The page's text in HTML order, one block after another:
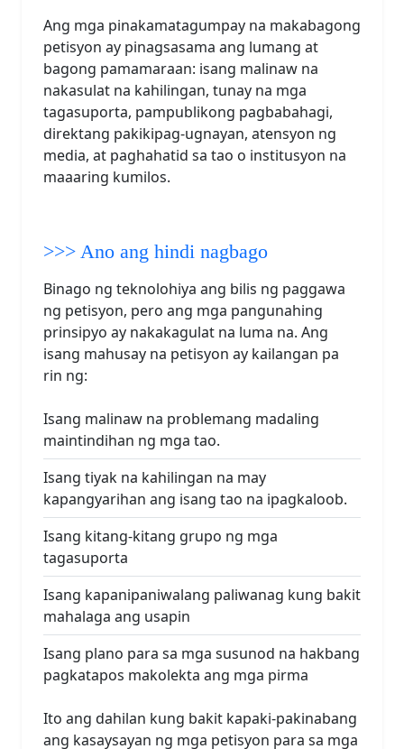
Ang mga pinakamatagumpay na makabagong
petisyon ay pinagsasama ang lumang at
bagong pamamaraan: isang malinaw na
nakasulat na kahilingan, tunay na mga
tagasuporta, pampublikong pagbabahagi,
direktang pakikipag-ugnayan, atensyon ng
media, at paghahatid sa tao o institusyon na
maaaring kumilos.
>>> Ano ang hindi nagbago
Binago ng teknolohiya ang bilis ng paggawa
ng petisyon, pero ang mga pangunahing
prinsipyo ay nakakagulat na luma na. Ang
isang mahusay na petisyon ay kailangan pa
rin ng:
Isang malinaw na problemang madaling
maintindihan ng mga tao.
Isang tiyak na kahilingan na may
kapangyarihan ang isang tao na ipagkaloob.
Isang kitang-kitang grupo ng mga
tagasuporta
Isang kapanipaniwalang paliwanag kung bakit
mahalaga ang usapin
Isang plano para sa mga susunod na hakbang
pagkatapos makolekta ang mga pirma
Ito ang dahilan kung bakit kapaki-pakinabang
ang kasaysayan ng mga petisyon para sa mga